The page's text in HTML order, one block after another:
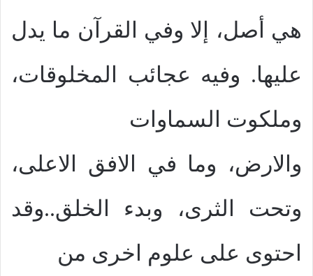
هي أصل، إلا وفي القرآن ما يدل
عليها. وفيه عجائب المخلوقات،
وملكوت السماوات
والارض، وما في الافق الاعلى،
وتحت الثرى، وبدء الخلق..وقد
احتوى على علوم اخرى من